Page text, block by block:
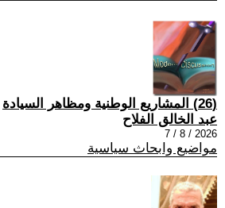
(26) المشاريع الوطنية ومظاهر السيادة
عبد الخالق الفلاح
2026 / 8 / 7
مواضيع وابحاث سياسية